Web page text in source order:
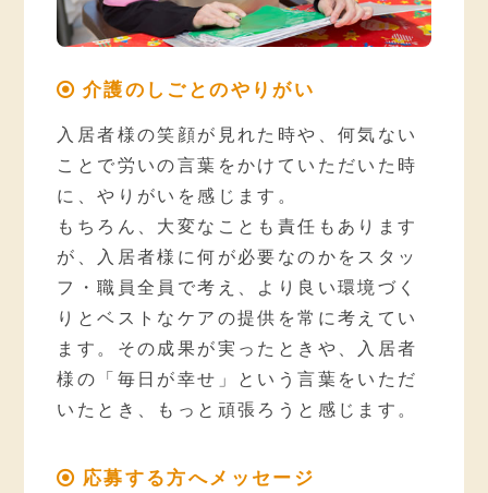
介護のしごとのやりがい
入居者様の笑顔が見れた時や、何気ない
ことで労いの言葉をかけていただいた時
に、やりがいを感じます。
もちろん、大変なことも責任もあります
が、入居者様に何が必要なのかをスタッ
フ・職員全員で考え、より良い環境づく
りとベストなケアの提供を常に考えてい
ます。その成果が実ったときや、入居者
様の「毎日が幸せ」という言葉をいただ
いたとき、もっと頑張ろうと感じます。
応募する方へメッセージ